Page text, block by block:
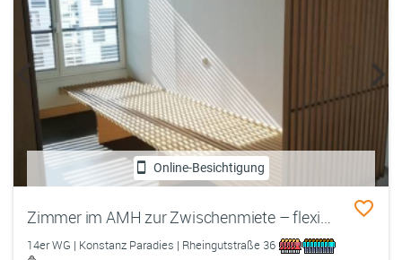
Online-Besichtigung
14er WG | Konstanz Paradies | Rheingutstraße 36